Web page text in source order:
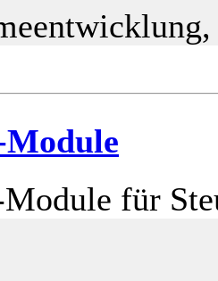
Module
für